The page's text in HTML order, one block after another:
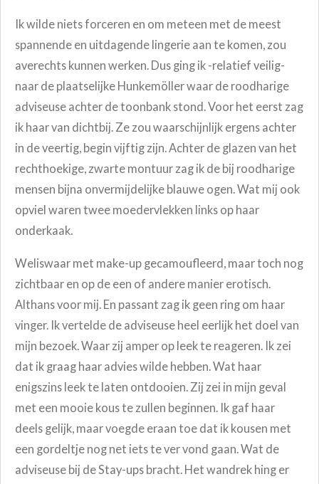
Ik wilde niets forceren en om meteen met de meest
spannende en uitdagende lingerie aan te komen, zou
averechts kunnen werken. Dus ging ik -relatief veilig-
naar de plaatselijke Hunkemöller waar de roodharige
adviseuse achter de toonbank stond. Voor het eerst zag
ik haar van dichtbij. Ze zou waarschijnlijk ergens achter
in de veertig, begin vijftig zijn. Achter de glazen van het
rechthoekige, zwarte montuur zag ik de bij roodharige
mensen bijna onvermijdelijke blauwe ogen. Wat mij ook
opviel waren twee moedervlekken links op haar
onderkaak.
Weliswaar met make-up gecamoufleerd, maar toch nog
zichtbaar en op de een of andere manier erotisch.
Althans voor mij. En passant zag ik geen ring om haar
vinger. Ik vertelde de adviseuse heel eerlijk het doel van
mijn bezoek. Waar zij amper op leek te reageren. Ik zei
dat ik graag haar advies wilde hebben. Wat haar
enigszins leek te laten ontdooien. Zij zei in mijn geval
met een mooie kous te zullen beginnen. Ik gaf haar
deels gelijk, maar voegde eraan toe dat ik kousen met
een gordeltje nog net iets te ver vond gaan. Wat de
adviseuse bij de Stay-ups bracht. Het wandrek hing er